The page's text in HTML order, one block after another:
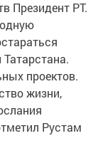
Президент РТ.
проектов.
жизни,
Рустам